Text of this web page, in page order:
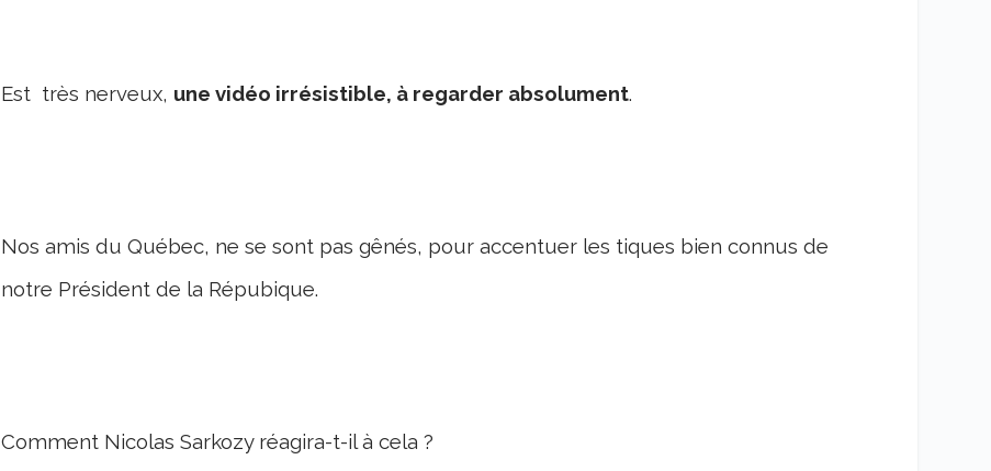
Est très nerveux, une vidéo irrésistible, à regarder absolument.
Nos amis du Québec, ne se sont pas gênés, pour accentuer les tiques bien connus de
notre Président de la Répubique.
Comment Nicolas Sarkozy réagira-t-il à cela ?